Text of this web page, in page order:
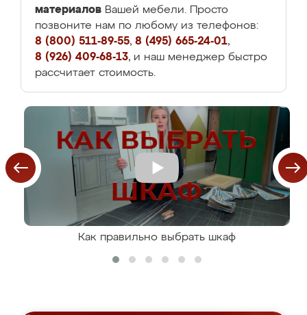
материалов Вашей мебели. Просто
позвоните нам по любому из телефонов:
8 (800) 511-89-55, 8 (495) 665-24-01,
8 (926) 409-68-13, и наш менеджер быстро
рассчитает стоимость.
Как правильно выбрать шкаф